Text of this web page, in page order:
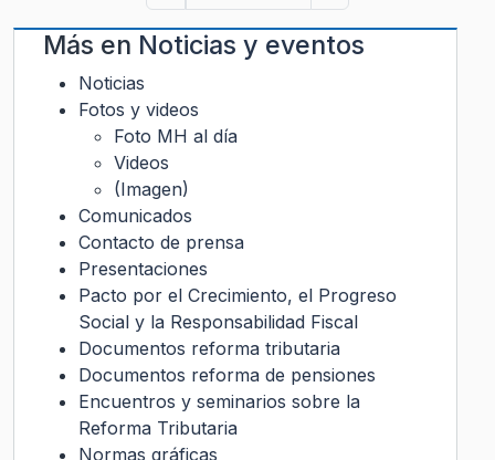
Más en Noticias y eventos
Noticias
Fotos y videos
Foto MH al día
Videos
(Imagen)
Comunicados
Contacto de prensa
Presentaciones
Pacto por el Crecimiento, el Progreso
Social y la Responsabilidad Fiscal
Documentos reforma tributaria
Documentos reforma de pensiones
Encuentros y seminarios sobre la
Reforma Tributaria
Normas gráficas